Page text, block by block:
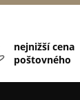
nejnižší cena
poštovného